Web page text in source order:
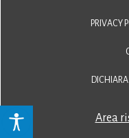
PRIVACY
Area